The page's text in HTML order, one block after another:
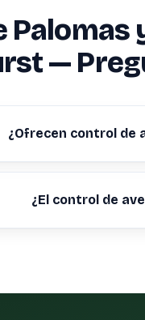
Palomas
—
¿Ofrecen control de
¿El control de